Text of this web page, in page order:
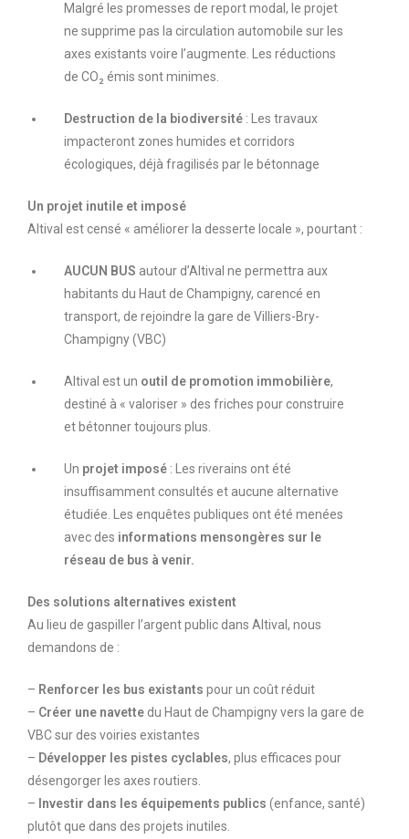
Malgré les promesses de report modal, le projet
ne supprime pas la circulation automobile sur les
axes existants voire l’augmente. Les réductions
de CO₂ émis sont minimes.
Destruction de la biodiversité : Les travaux
impacteront zones humides et corridors
écologiques, déjà fragilisés par le bétonnage
Un projet inutile et imposé
Altival est censé « améliorer la desserte locale », pourtant :
AUCUN BUS autour d’Altival ne permettra aux
habitants du Haut de Champigny, carencé en
transport, de rejoindre la gare de Villiers-Bry-
Champigny (VBC)
Altival est un outil de promotion immobilière,
destiné à « valoriser » des friches pour construire
et bétonner toujours plus.
Un projet imposé : Les riverains ont été
insuffisamment consultés et aucune alternative
étudiée. Les enquêtes publiques ont été menées
avec des informations mensongères sur le
réseau de bus à venir.
Des solutions alternatives existent
Au lieu de gaspiller l’argent public dans Altival, nous
demandons de :
– Renforcer les bus existants pour un coût réduit
– Créer une navette du Haut de Champigny vers la gare de
VBC sur des voiries existantes
– Développer les pistes cyclables, plus efficaces pour
désengorger les axes routiers.
– Investir dans les équipements publics (enfance, santé)
plutôt que dans des projets inutiles.